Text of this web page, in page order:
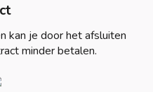
kan je door het afsluiten
minder betalen.